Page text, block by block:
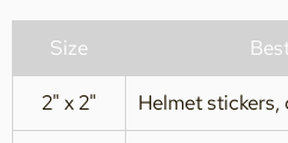
Size
2" x 2" Helmet